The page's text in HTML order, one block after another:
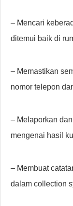
– Mencari
ditemui baik di
– Memastikan
nomor telepon
– Melaporkan
mengenai hasil
– Membuat
dalam collection